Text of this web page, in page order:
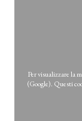
Per visualizzare la
(Google). Questi